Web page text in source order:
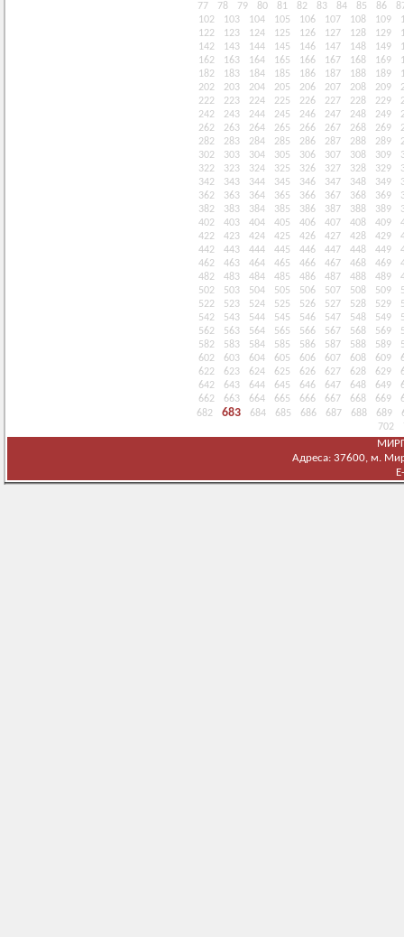
77
78 79 80 81 82 83 84 85 86
102
103 104 105 106 107 108 109
122
123 124 125 126 127 128 129
142
143 144 145 146 147 148 149
162
163 164 165 166 167 168 169
182
183 184 185 186 187 188 189
202
203 204 205 206 207 208 209
222
223 224 225 226 227 228 229
242
243 244 245 246 247 248 249
262
263 264 265 266 267 268 269
282
283 284 285 286 287 288 289
302
303 304 305 306 307 308 309
322
323 324 325 326 327 328 329
342
343 344 345 346 347 348 349
362
363 364 365 366 367 368 369
382
383 384 385 386 387 388 389
402
403 404 405 406 407 408 409
422
423 424 425 426 427 428 429
442
443 444 445 446 447 448 449
462
463 464 465 466 467 468 469
482
483 484 485 486 487 488 489
502
503 504 505 506 507 508 509
522
523 524 525 526 527 528 529
542
543 544 545 546 547 548 549
562
563 564 565 566 567 568 569
582
583 584 585 586 587 588 589
602
603 604 605 606 607 608 609
622
623 624 625 626 627 628 629
642
643 644 645 646 647 648 649
662
663 664 665 666 667 668 669
682
683 684 685 686 687 688 689
702
Адреса: 37600, м.